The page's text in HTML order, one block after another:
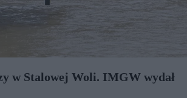
w Stalowej Woli. IMGW wydał